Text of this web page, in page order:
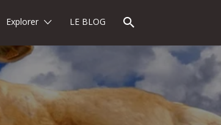
Explorer LE BLOG